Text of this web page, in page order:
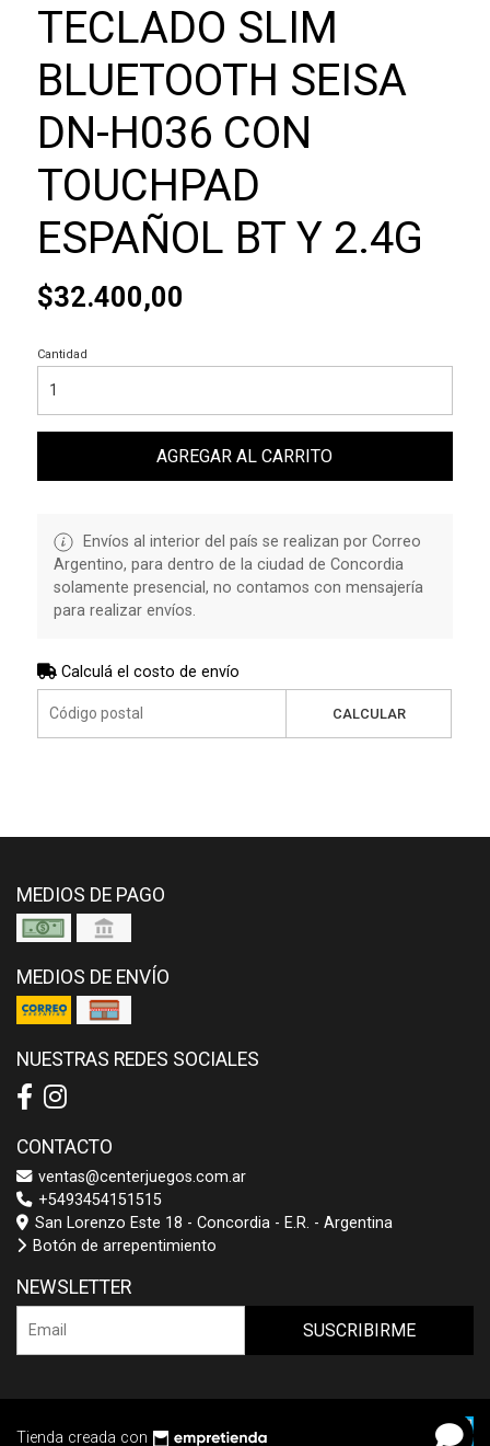
TECLADO SLIM
BLUETOOTH SEISA
DN-H036 CON
TOUCHPAD
ESPAÑOL BT Y 2.4G
$32.400,00
Cantidad
AGREGAR AL CARRITO
Envíos al interior del país se realizan por Correo
Argentino, para dentro de la ciudad de Concordia
solamente presencial, no contamos con mensajería
para realizar envíos.
Calculá el costo de envío
CALCULAR
MEDIOS DE PAGO
MEDIOS DE ENVÍO
NUESTRAS REDES SOCIALES
CONTACTO
ventas@centerjuegos.com.ar
+5493454151515
San Lorenzo Este 18 - Concordia - E.R. - Argentina
Botón de arrepentimiento
NEWSLETTER
SUSCRIBIRME
Tienda creada con